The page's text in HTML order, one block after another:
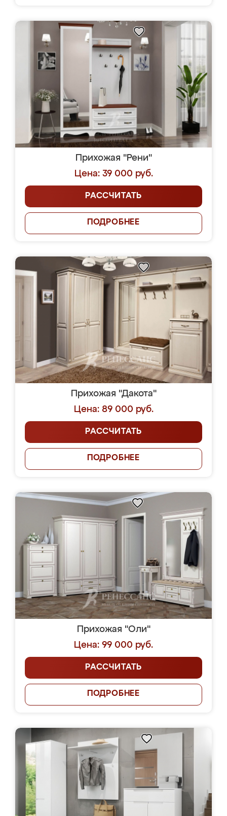
Прихожая "Рени"
Цена: 39 000 руб.
РАССЧИТАТЬ
ПОДРОБНЕЕ
Прихожая "Дакота"
Цена: 89 000 руб.
РАССЧИТАТЬ
ПОДРОБНЕЕ
Прихожая "Оли"
Цена: 99 000 руб.
РАССЧИТАТЬ
ПОДРОБНЕЕ